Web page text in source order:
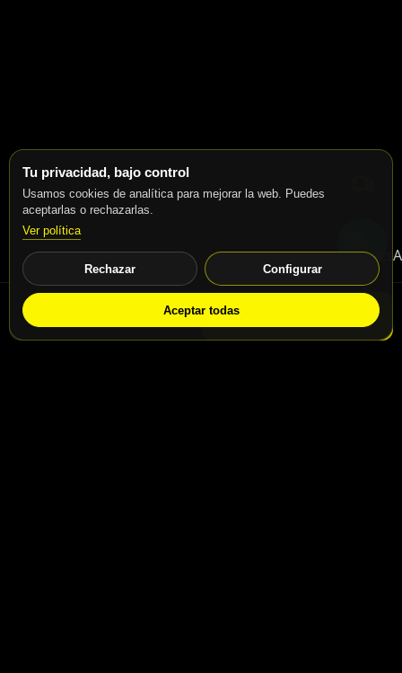
Tu privacidad, bajo control
Usamos cookies de analítica para mejorar la web. Puedes
aceptarlas o rechazarlas.
Ver política
Rechazar Configurar
Aceptar todas